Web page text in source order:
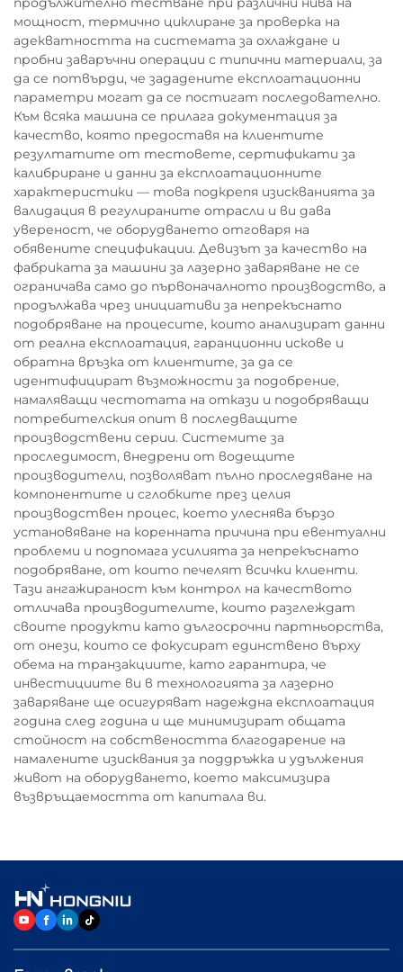
мощност, термично циклиране за проверка на
адекватността на системата за охлаждане и
пробни заваръчни операции с типични материали, за
да се потвърди, че зададените експлоатационни
параметри могат да се постигат последователно.
Към всяка машина се прилага документация за
качество, която предоставя на клиентите
резултатите от тестовете, сертификати за
калибриране и данни за експлоатационните
характеристики — това подкрепя изискванията за
валидация в регулираните отрасли и ви дава
увереност, че оборудването отговаря на
обявените спецификации. Девизът за качество на
фабриката за машини за лазерно заваряване не се
ограничава само до първоначалното производство, а
продължава чрез инициативи за непрекъснато
подобряване на процесите, които анализират данни
от реална експлоатация, гаранционни искове и
обратна връзка от клиентите, за да се
идентифицират възможности за подобрение,
намаляващи честотата на откази и подобряващи
потребителския опит в последващите
производствени серии. Системите за
проследимост, внедрени от водещите
производители, позволяват пълно проследяване на
компонентите и сглобките през целия
производствен процес, което улеснява бързо
установяване на коренната причина при евентуални
проблеми и подпомага усилията за непрекъснато
подобряване, от които печелят всички клиенти.
Тази ангажираност към контрол на качеството
отличава производителите, които разглеждат
своите продукти като дългосрочни партньорства,
от онези, които се фокусират единствено върху
обема на транзакциите, като гарантира, че
инвестициите ви в технологията за лазерно
заваряване ще осигуряват надеждна експлоатация
година след година и ще минимизират общата
стойност на собствеността благодарение на
намалените изисквания за поддръжка и удължения
живот на оборудването, което максимизира
възвръщаемостта от капитала ви.